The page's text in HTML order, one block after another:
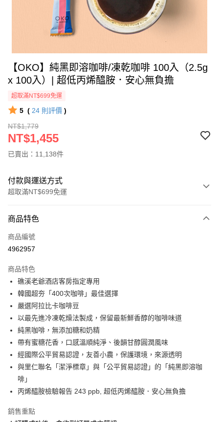
【OKO】純黑即溶咖啡/凍乾咖啡 100入（2.5g
x 100入）| 超低丙烯醯胺．安心無負擔
超取滿NT$699免運
5 ( 24 則評價 )
NT$1,779
NT$1,455
已賣出：11,138件
付款與運送方式
超取滿NT$699免運
信用卡一次付款
信用卡分期付款
合作金庫商業銀行
華南商業銀行
上海商業儲蓄銀行
國泰世華商業銀行
臺灣中小企業銀行
台中商業銀行
匯豐（台灣）商業銀行
聯邦商業銀行
元大商業銀行
永豐商業銀行
玉山商業銀行
星展（台灣）商業銀行
台新國際商業銀行
中國信託商業銀行
台灣樂天信用卡公司
6 期 0 利率 每期
華南商業銀行
上海商業儲蓄銀行
國泰世華商業銀行
兆豐國際商業銀行
臺灣中小企業銀行
匯豐（台灣）商業銀行
華泰商業銀行
聯邦商業銀行
遠東國際商業銀行
元大商業銀行
永豐商業銀行
玉山商業銀行
星展（台灣）商業銀行
台新國際商業銀行
台灣樂天信用卡公司
超商取貨付款
Apple Pay
悠遊付
ATM付款
運送方式
付款後全家取貨
商品特色
商品編號
4962957
商品特色
礁溪老爺酒店客房指定專用
韓國超夯「400次咖啡」最佳選擇
嚴選阿拉比卡咖啡豆
以最先進冷凍乾燥法製成，保留最新鮮香醇的咖啡味道
純黑咖啡，無添加糖和奶精
帶有蜜糖花香，口感溫順純淨、後韻甘醇圓潤風味
經國際公平貿易認證，友善小農，保護環境，來源透明
與里仁聯名「潔淨標章」與「公平貿易認證」的「純黑即溶咖
啡」
丙烯醯胺檢驗報告 243 ppb, 超低丙烯醯胺．安心無負擔
銷售重點